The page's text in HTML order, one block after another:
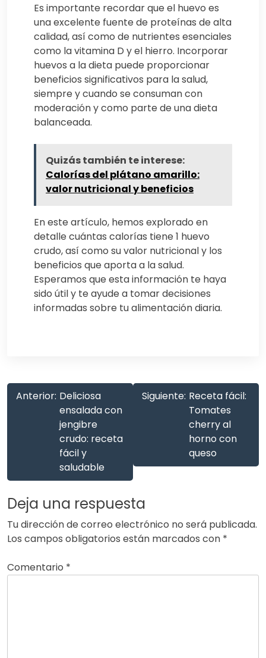
Es importante recordar que el huevo es
una excelente fuente de proteínas de alta
calidad, así como de nutrientes esenciales
como la vitamina D y el hierro. Incorporar
huevos a la dieta puede proporcionar
beneficios significativos para la salud,
siempre y cuando se consuman con
moderación y como parte de una dieta
balanceada.
Quizás también te interese:
Calorías del plátano amarillo:
valor nutricional y beneficios
En este artículo, hemos explorado en
detalle cuántas calorías tiene 1 huevo
crudo, así como su valor nutricional y los
beneficios que aporta a la salud.
Esperamos que esta información te haya
sido útil y te ayude a tomar decisiones
informadas sobre tu alimentación diaria.
Anterior: Deliciosa
ensalada con
jengibre
crudo: receta
fácil y
saludable
Siguiente: Receta fácil:
Tomates
cherry al
horno con
queso
Deja una respuesta
Tu dirección de correo electrónico no será publicada.
Los campos obligatorios están marcados con *
Comentario *